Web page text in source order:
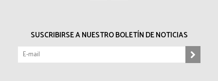
SUSCRIBIRSE A NUESTRO BOLETÍN DE NOTICIAS